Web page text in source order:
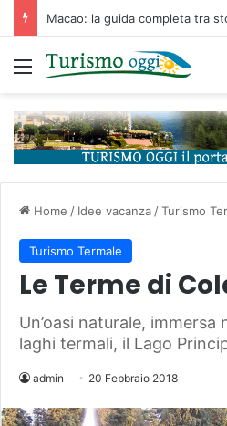
La Costa Smeralda
Menu
Home / Idee vacanza /Turismo
Turismo Termale
Le Terme di
Un’oasi naturale, immersa
laghi termali, il Lago
admin 20 Febbraio 2018